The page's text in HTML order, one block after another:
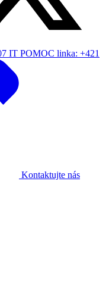
IT POMOC linka: +421
Kontaktujte nás